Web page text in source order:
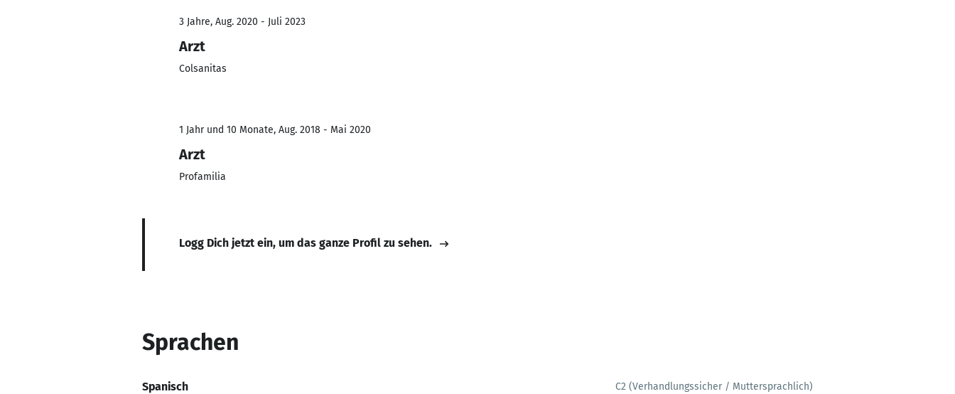
3 Jahre, Aug. 2020 - Juli 2023
Arzt
Colsanitas
1 Jahr und 10 Monate, Aug. 2018 - Mai 2020
Arzt
Profamilia
Logg Dich jetzt ein, um das ganze Profil zu sehen.
Sprachen
Spanisch C2 (Verhandlungssicher / Muttersprachlich)